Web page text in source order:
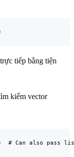
tiếp bằng tiện
# Can also pass